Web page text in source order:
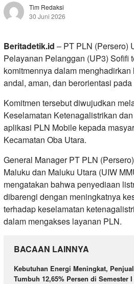
Tim Redaksi
30 Juni 2026
Beritadetik.id – PT PLN (Persero)
Pelayanan Pelanggan (UP3) Sofifi
komitmennya dalam
andal, aman, dan berorientasi
Komitmen tersebut diwujudkan
Keselamatan Ketenagalistrikan
aplikasi PLN Mobile kepada
Kecamatan Oba Utara.
General Manager PT PLN
Maluku dan Maluku Utara (UIW
mengatakan bahwa penyediaan
dibarengi dengan meningkatnya
terhadap keselamatan
dalam mengakses layanan PLN.
BACAAN LAINNYA
Kebutuhan Energi Meningkat,
Tumbuh 12,65% Persen di Semester I